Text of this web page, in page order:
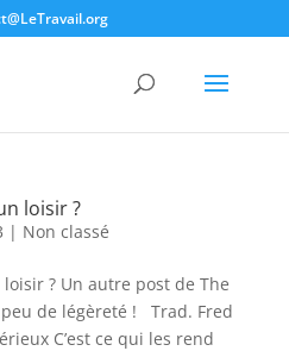
loisir ?
| Non classé
? Un autre post de The
de légèreté ! Trad. Fred
C’est ce qui les rend